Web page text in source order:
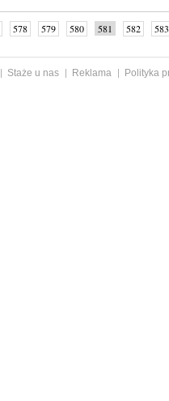
578 579 580 581 582
583
Staże u nas Reklama
Polityka